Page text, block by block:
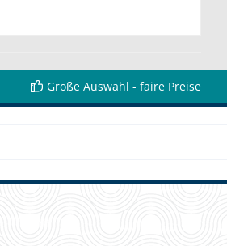
Große Auswahl - faire Preise